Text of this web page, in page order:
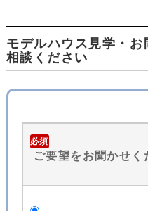
モデルハウス見学・
相談ください
必須
ご要望をお聞かせく